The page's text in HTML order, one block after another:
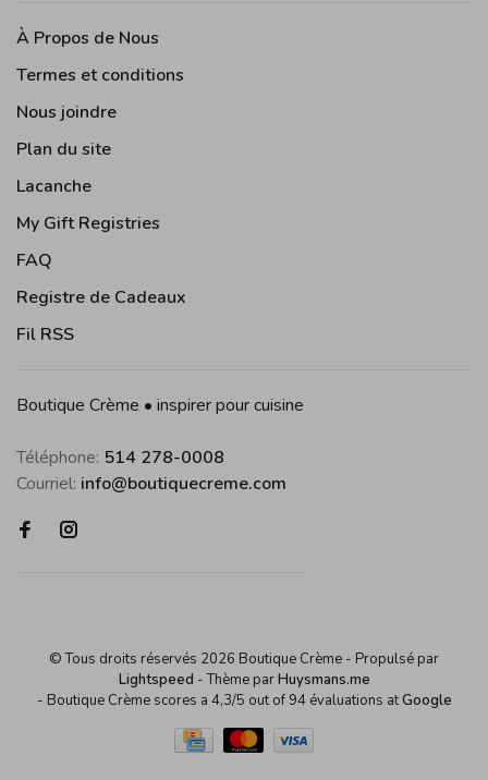
À Propos de Nous
Termes et conditions
Nous joindre
Plan du site
Lacanche
My Gift Registries
FAQ
Registre de Cadeaux
Fil RSS
Boutique Crème • inspirer pour cuisine
Téléphone: 514 278-0008
Courriel: info@boutiquecreme.com
© Tous droits réservés 2026 Boutique Crème - Propulsé par
Lightspeed - Thème parHuysmans.me
- Boutique Crème scores a 4,3/5 out of94 évaluations atGoogle